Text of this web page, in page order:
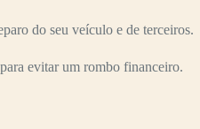
do seu veículo e de terceiros.
evitar um rombo financeiro.